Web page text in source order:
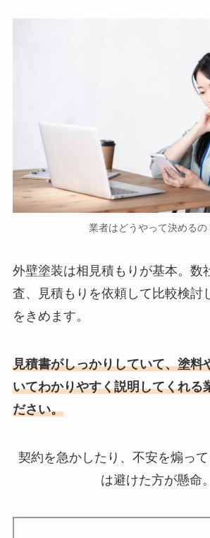
業者はどうやって決めるの
外壁塗装は相見積もりが基本。数
査、見積もりを依頼して比較検討
をきめます。
見積書がしっかりしていて、塗料
いてわかりやすく説明してくれる
ださい。
契約を急かしたり、不安を煽っ
は避けた方が懸命。